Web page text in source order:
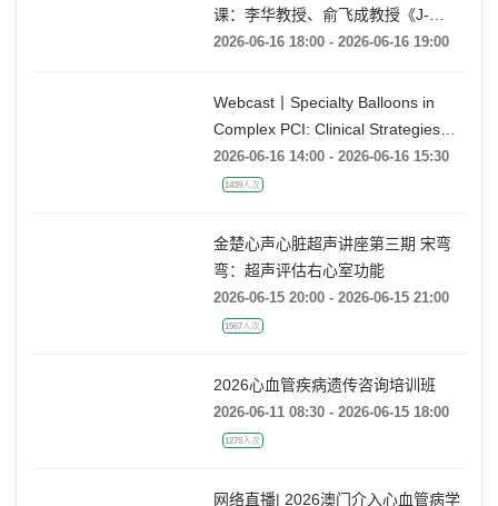
《杰构》TAVR系列课堂 | 第二十一
课：李华教授、俞飞成教授《J-
入路策略到释放技巧》
Webcast丨Specialty Balloons in
Complex PCI: Clinical Strategies
1439人次
金楚心声心脏超声讲座第三期 宋弯
弯：超声评估右心室功能
1567人次
2026心血管疾病遗传咨询培训班
1275人次